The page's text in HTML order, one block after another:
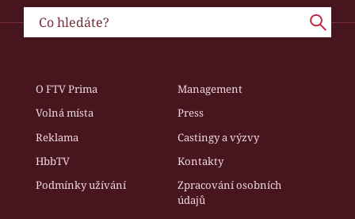
O FTV Prima
Management
Volná místa
Press
Reklama
Castingy a výzvy
HbbTV
Kontakty
Podmínky užívání
Zpracování osobních
údajů